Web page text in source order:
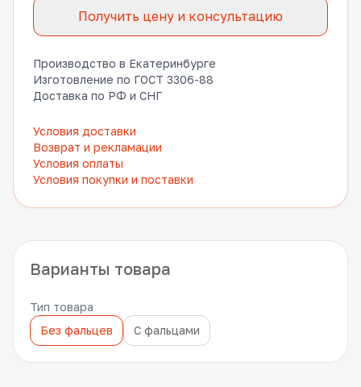
Получить цену и консультацию
Производство в Екатеринбурге
Изготовление по ГОСТ 3306-88
Доставка по РФ и СНГ
Условия доставки
Возврат и рекламации
Условия оплаты
Условия покупки и поставки
Варианты товара
Тип товара
Без фальцев
С фальцами